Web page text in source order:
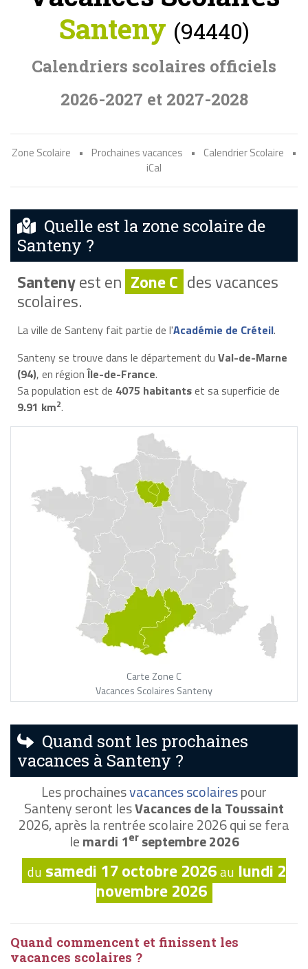
Santeny (94440)
Calendriers scolaires officiels
2026-2027 et 2027-2028
Zone Scolaire • Prochaines vacances • Calendrier Scolaire
•
iCal
Quelle est la zone scolaire de
Santeny ?
Santenyest en Zone C des vacances
scolaires.
La ville de Santeny fait partie de l'Académie de Créteil.
Santeny se trouve dans le département du Val-de-Marne
(94), en régionÎle-de-France.
Sa population est de 4075 habitantset sa superficie de
9.91 km2.
Carte Zone C
Vacances Scolaires Santeny
Quand sont les prochaines
vacances à Santeny ?
Les prochainesvacances scolairespour
Santeny seront lesVacances de la Toussaint
2026, après la rentrée scolaire 2026 qui se fera
lemardi 1erseptembre 2026
du samedi 17 octobre 2026au lundi 2
novembre 2026
Quand commencent et finissent les
vacances scolaires ?